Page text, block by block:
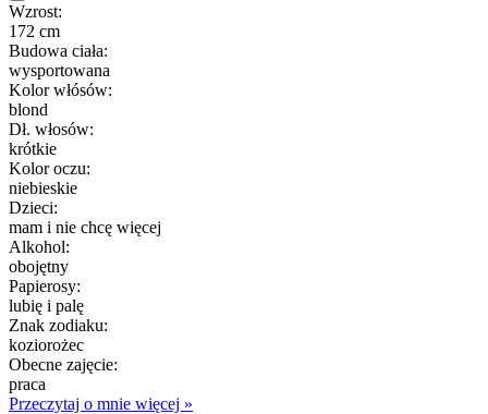
Wzrost:
172 cm
Budowa ciała:
wysportowana
Kolor włósów:
blond
Dł. włosów:
krótkie
Kolor oczu:
niebieskie
Dzieci:
mam i nie chcę więcej
Alkohol:
obojętny
Papierosy:
lubię i palę
Znak zodiaku:
koziorożec
Obecne zajęcie:
praca
Przeczytaj o mnie więcej »